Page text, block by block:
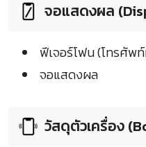
จอแสดงผล
ฟีเจอร์โฟน (โทรศัพ
จอแสดงผล
วัสดุตัวเครื่อง